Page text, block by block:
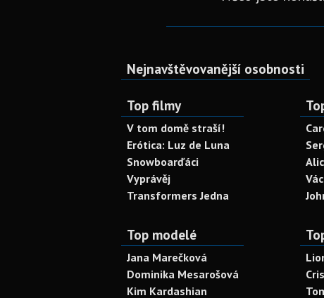
Nejnavštěvovanější osobnosti
Top filmy
V tom domě straší!
Erótica: Luz de Luna
Snowboarďáci
Vyprávěj
Transformers Jedna
Top modelé
Jana Marečková
Dominika Mesarošová
Kim Kardashian